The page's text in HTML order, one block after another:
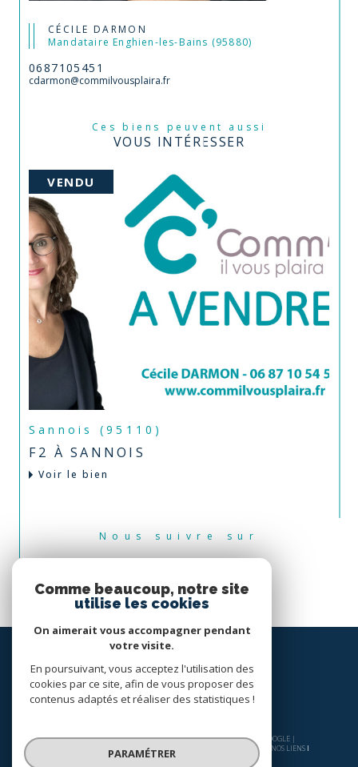
CÉCILE DARMON
Mandataire Enghien-les-Bains (95880)
0687105451
cdarmon@commilvousplaira.fr
Ces biens peuvent aussi
VOUS INTÉRESSER
VENDU
Sannois (95110)
F2 À SANNOIS
Voir le bien
Nous suivre sur
© 2026 | TOUS DROITS RÉSERVÉS | TRADUCTION POWERED BY GOOGLE |
NOS HONORAIRES
PLAN DU SITE MENTIONS LÉGALES ADMIN
NOS LIENS
POLITIQUE RGPD
Comme beaucoup, notre site
utilise les cookies
On aimerait vous accompagner pendant
votre visite.
En poursuivant, vous acceptez l'utilisation des
cookies par ce site, afin de vous proposer des
contenus adaptés et réaliser des statistiques !
PARAMÉTRER